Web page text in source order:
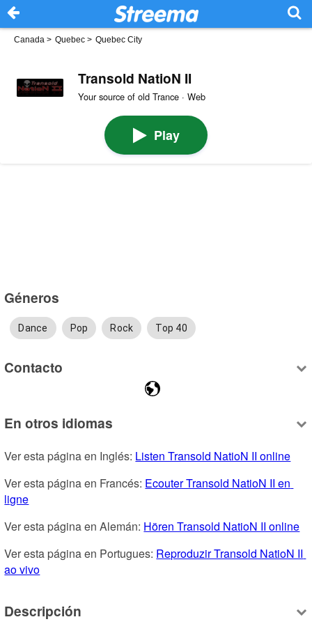
Canada > Quebec > Quebec City
Transold NatioN II
Your source of old Trance · Web
Play
Géneros
Dance Pop Rock Top 40
Contacto
En otros idiomas
Ver esta página en Inglés: Listen Transold NatioN II online
Ver esta página en Francés: Ecouter Transold NatioN II en
ligne
Ver esta página en Alemán: Hören Transold NatioN II online
Ver esta página en Portugues: Reproduzir Transold NatioN II
ao vivo
Descripción